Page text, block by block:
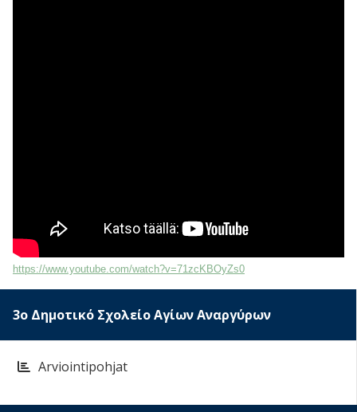
https://www.youtube.com/watch?v=71zcKBOyZs0
3ο Δημοτικό Σχολείο Αγίων Αναργύρων
Arviointipohjat